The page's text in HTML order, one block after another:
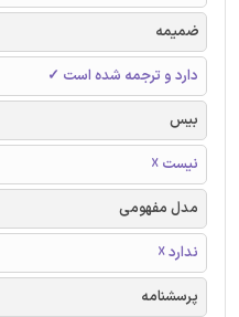
ضمیمه
دارد و ترجمه شده است ✓
بیس
نیست ☓
مدل مفهومی
ندارد ☓
پرسشنامه